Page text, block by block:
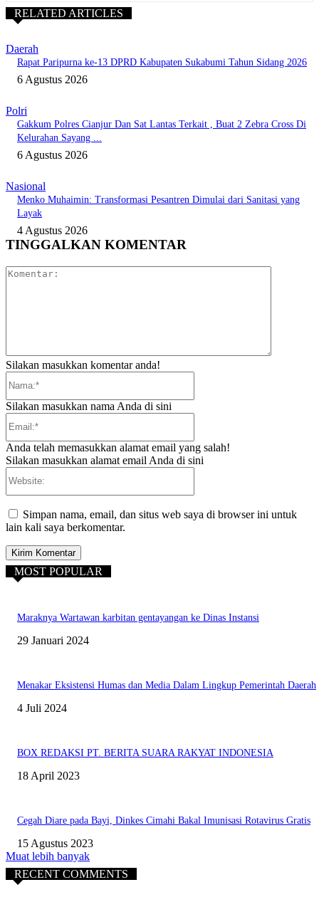
RELATED ARTICLES
Daerah
Rapat Paripurna ke-13 DPRD Kabupaten Sukabumi Tahun Sidang 2026
6 Agustus 2026
Polri
Gakkum Polres Cianjur Dan Sat Lantas Terkait , Buat 2 Zebra Cross Di
Kelurahan Sayang ...
6 Agustus 2026
Nasional
Menko Muhaimin: Transformasi Pesantren Dimulai dari Sanitasi yang
Layak
4 Agustus 2026
TINGGALKAN KOMENTAR
Silakan masukkan komentar anda!
Silakan masukkan nama Anda di sini
Anda telah memasukkan alamat email yang salah!
Silakan masukkan alamat email Anda di sini
Simpan nama, email, dan situs web saya di browser ini untuk
lain kali saya berkomentar.
MOST POPULAR
Maraknya Wartawan karbitan gentayangan ke Dinas Instansi
29 Januari 2024
Menakar Eksistensi Humas dan Media Dalam Lingkup Pemerintah Daerah
4 Juli 2024
BOX REDAKSI PT. BERITA SUARA RAKYAT INDONESIA
18 April 2023
Cegah Diare pada Bayi, Dinkes Cimahi Bakal Imunisasi Rotavirus Gratis
15 Agustus 2023
Muat lebih banyak
RECENT COMMENTS